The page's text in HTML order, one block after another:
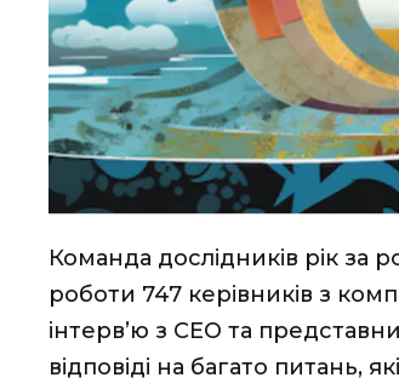
Команда дослідників рік за
роботи 747 керівників з
інтерв’ю з СEO та
відповіді на багато питань,